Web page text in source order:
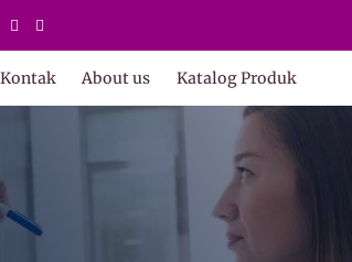
About us Katalog Produk